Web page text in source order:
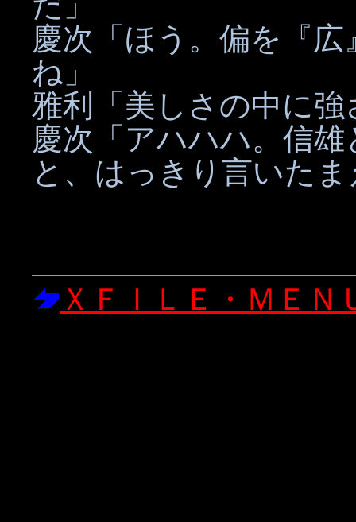
慶次「ほう。偏を『
ね」
雅利「美しさの中に
慶次「アハハハ。信
と、はっきり言いた
ＸＦＩＬＥ・ＭＥＮ